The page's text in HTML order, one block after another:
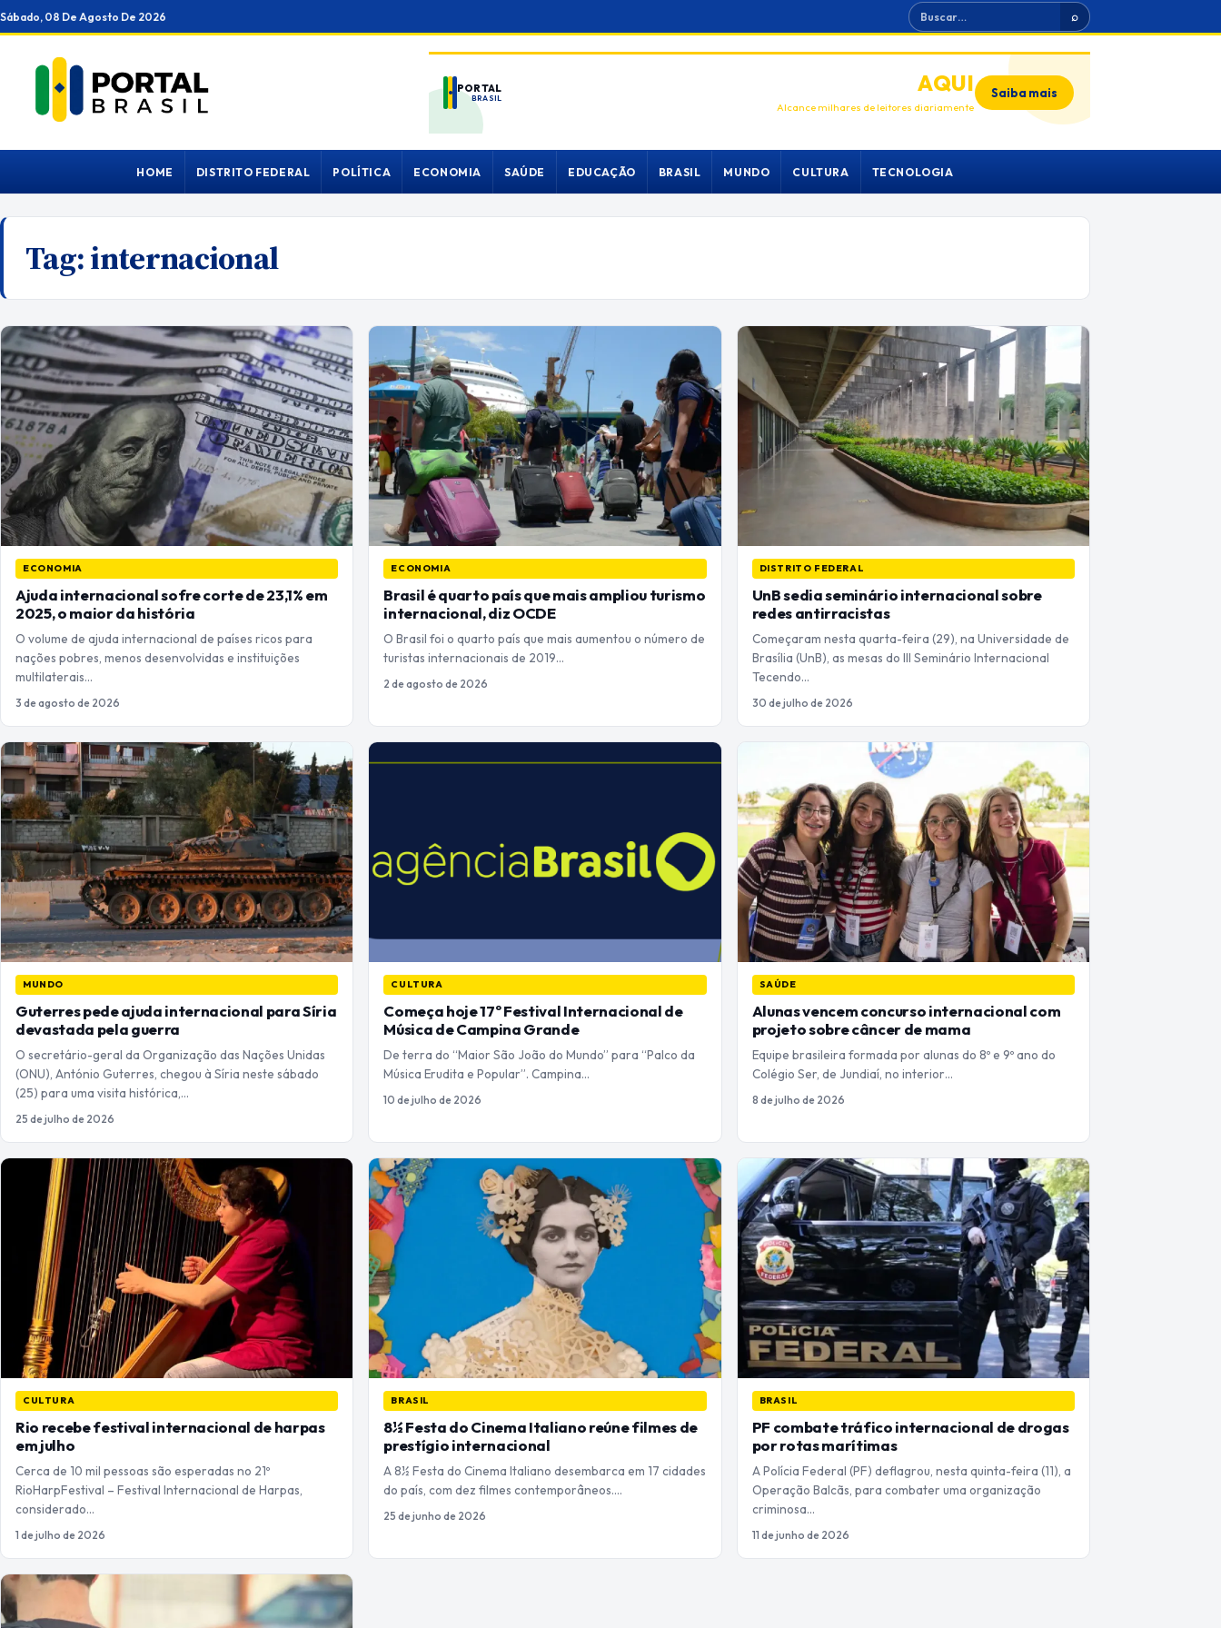
Ir
para
conteúdo
Sábado, 08 De Agosto De 2026 Buscar ⌕
PORTAL
BRASIL
ANUNCIEAQUI
Alcance milhares de leitores diariamente
Saiba mais
HOME DISTRITO FEDERAL POLÍTICA ECONOMIA SAÚDE EDUCAÇÃO BRASIL MUNDO CULTURA TECNOLOGIA
Tag:internacional
ECONOMIA
Ajuda internacional sofre corte de 23,1% em
2025, o maior da história
O volume de ajuda internacional de países ricos para
nações pobres, menos desenvolvidas e instituições
multilaterais…
3 de agosto de 2026
ECONOMIA
Brasil é quarto país que mais ampliou turismo
internacional, diz OCDE
O Brasil foi o quarto país que mais aumentou o número de
turistas internacionais de 2019…
2 de agosto de 2026
DISTRITO FEDERAL
UnB sedia seminário internacional sobre
redes antirracistas
Começaram nesta quarta-feira (29), na Universidade de
Brasília (UnB), as mesas do III Seminário Internacional
Tecendo…
30 de julho de 2026
MUNDO
Guterres pede ajuda internacional para Síria
devastada pela guerra
O secretário-geral da Organização das Nações Unidas
(ONU), António Guterres​, chegou à Síria neste sábado
(25) para uma visita histórica,…
25 de julho de 2026
CULTURA
Começa hoje 17º Festival Internacional de
Música de Campina Grande
De terra do “Maior São João do Mundo” para “Palco da
Música Erudita e Popular”. Campina…
10 de julho de 2026
SAÚDE
Alunas vencem concurso internacional com
projeto sobre câncer de mama
Equipe brasileira formada por alunas do 8º e 9º ano do
Colégio Ser, de Jundiaí, no interior…
8 de julho de 2026
CULTURA
Rio recebe festival internacional de harpas
em julho
Cerca de 10 mil pessoas são esperadas no 21º
RioHarpFestival – Festival Internacional de Harpas,
considerado…
1 de julho de 2026
BRASIL
8½ Festa do Cinema Italiano reúne filmes de
prestígio internacional
A 8½ Festa do Cinema Italiano desembarca em 17 cidades
do país, com dez filmes contemporâneos.…
25 de junho de 2026
BRASIL
PF combate tráfico internacional de drogas
por rotas marítimas
A Polícia Federal (PF) deflagrou, nesta quinta-feira (11), a
Operação Balcãs, para combater uma organização
criminosa…
11 de junho de 2026